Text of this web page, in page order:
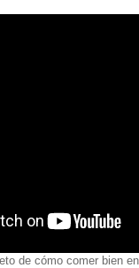
de cómo comer bien